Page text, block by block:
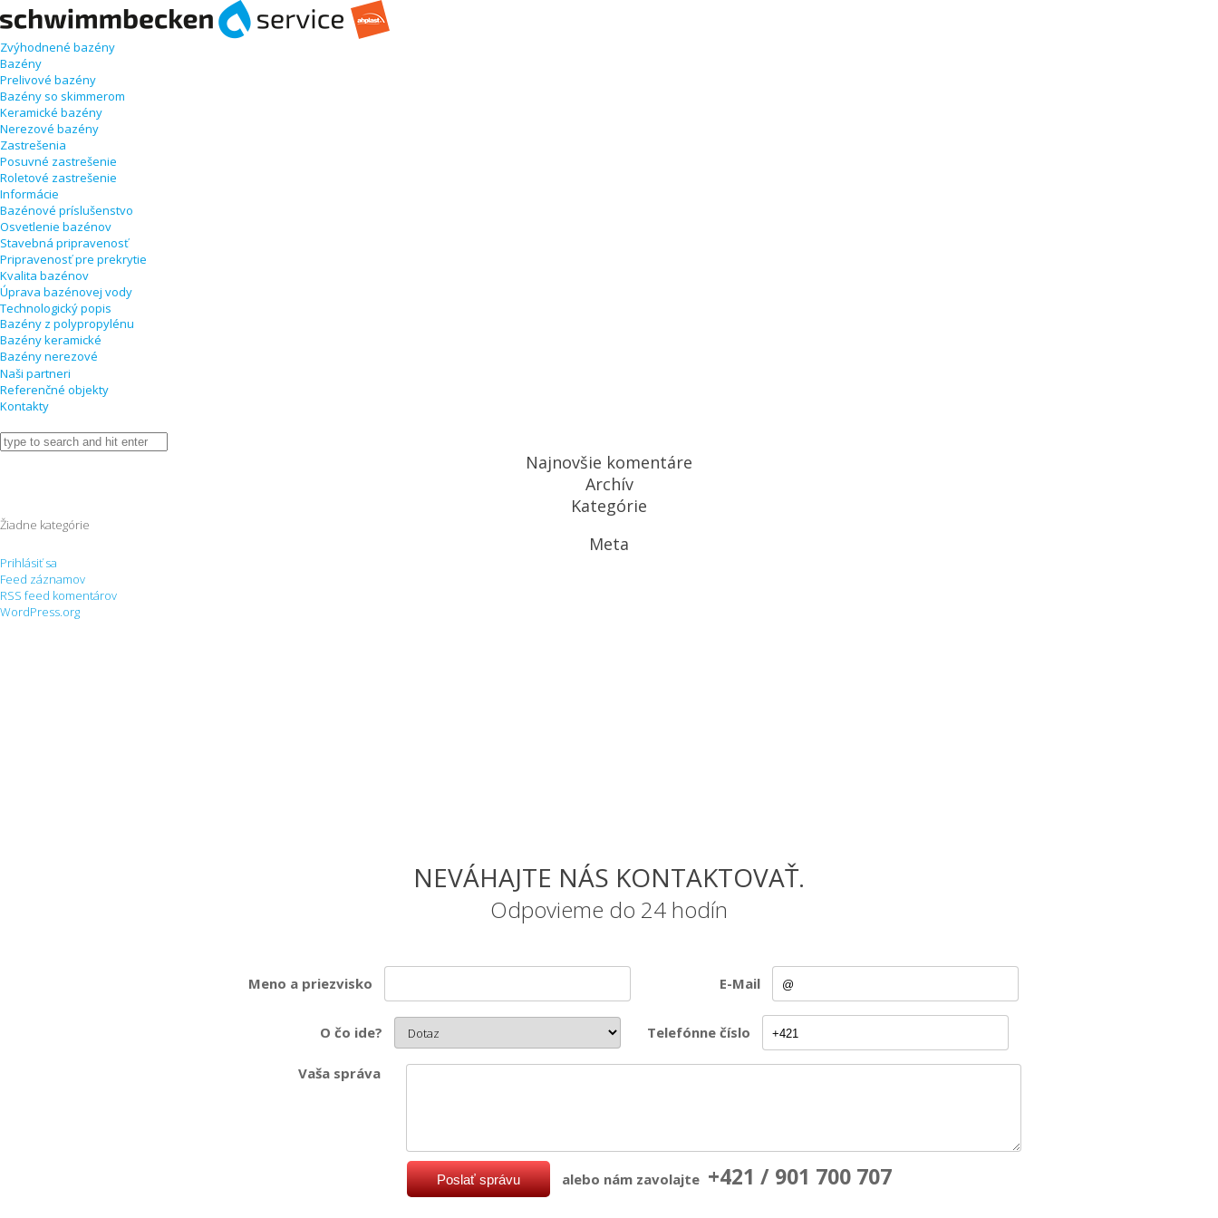
Zvýhodnené bazény
Bazény
Prelivové bazény
Bazény so skimmerom
Keramické bazény
Nerezové bazény
Zastrešenia
Posuvné zastrešenie
Roletové zastrešenie
Informácie
Bazénové príslušenstvo
Osvetlenie bazénov
Stavebná pripravenosť
Pripravenosť pre prekrytie
Kvalita bazénov
Úprava bazénovej vody
Technologický popis
Bazény z polypropylénu
Bazény keramické
Bazény nerezové
Naši partneri
Referenčné objekty
Kontakty
Najnovšie komentáre
Archív
Kategórie
Žiadne kategórie
Meta
Prihlásiť sa
Feed záznamov
RSS feed komentárov
WordPress.org
NEVÁHAJTE NÁS KONTAKTOVAŤ.
Odpovieme do 24 hodín
Meno a priezvisko E-Mail
O čo ide? Telefónne číslo
Vaša správa
alebo nám zavolajte +421 / 901 700 707